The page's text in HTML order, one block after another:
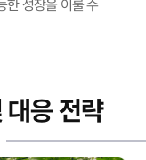
한 성장을 이룰 수
대응 전략